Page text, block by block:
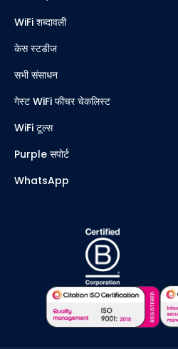
WiFi शब्दावली
केस स्टडीज
सभी संसाधन
गेस्ट WiFi फीचर चेकलिस्ट
WiFi टूल्स
Purple सपोर्ट
WhatsApp